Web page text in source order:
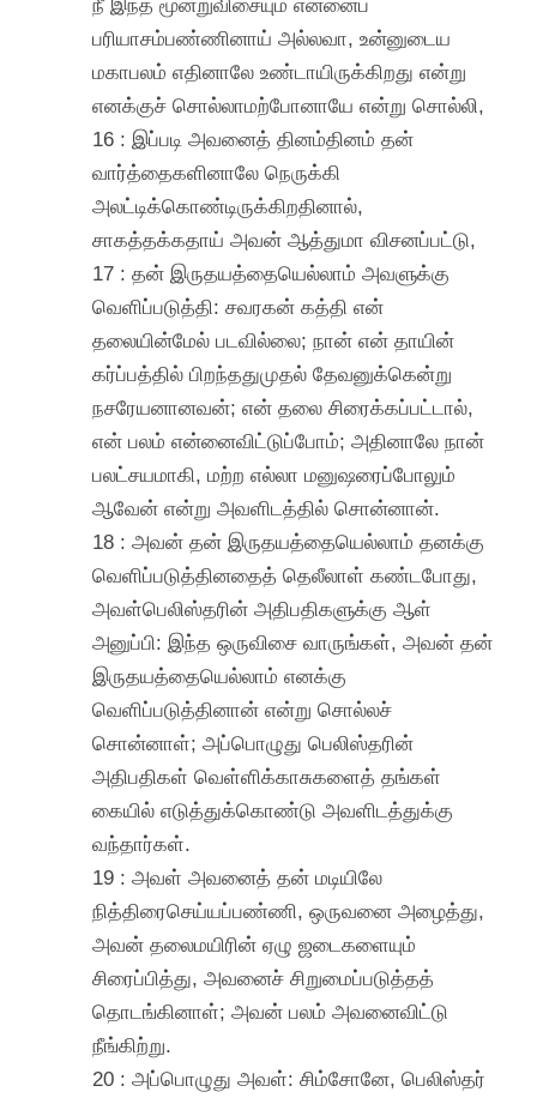
பரியாசம்பண்ணினாய் அல்லவா, உன்னுடைய
மகாபலம் எதினாலே உண்டாயிருக்கிறது என்று
எனக்குச் சொல்லாமற்போனாயே என்று சொல்லி,
16 : இப்படி அவனைத் தினம்தினம் தன்
வார்த்தைகளினாலே நெருக்கி
அலட்டிக்கொண்டிருக்கிறதினால்,
சாகத்தக்கதாய் அவன் ஆத்துமா விசனப்பட்டு,
17 : தன் இருதயத்தையெல்லாம் அவளுக்கு
வெளிப்படுத்தி: சவரகன் கத்தி என்
தலையின்மேல் படவில்லை; நான் என் தாயின்
கர்ப்பத்தில் பிறந்ததுமுதல் தேவனுக்கென்று
நசரேயனானவன்; என் தலை சிரைக்கப்பட்டால்,
என் பலம் என்னைவிட்டுப்போம்; அதினாலே நான்
பலட்சயமாகி, மற்ற எல்லா மனுஷரைப்போலும்
ஆவேன் என்று அவளிடத்தில் சொன்னான்.
18 : அவன் தன் இருதயத்தையெல்லாம் தனக்கு
வெளிப்படுத்தினதைத் தெலீலாள் கண்டபோது,
அவள்பெலிஸ்தரின் அதிபதிகளுக்கு ஆள்
அனுப்பி: இந்த ஒருவிசை வாருங்கள், அவன் தன்
இருதயத்தையெல்லாம் எனக்கு
வெளிப்படுத்தினான் என்று சொல்லச்
சொன்னாள்; அப்பொழுது பெலிஸ்தரின்
அதிபதிகள் வெள்ளிக்காசுகளைத் தங்கள்
கையில் எடுத்துக்கொண்டு அவளிடத்துக்கு
வந்தார்கள்.
19 : அவள் அவனைத் தன் மடியிலே
நித்திரைசெய்யப்பண்ணி, ஒருவனை அழைத்து,
அவன் தலைமயிரின் ஏழு ஜடைகளையும்
சிரைப்பித்து, அவனைச் சிறுமைப்படுத்தத்
தொடங்கினாள்; அவன் பலம் அவனைவிட்டு
நீங்கிற்று.
20 : அப்பொழுது அவள்: சிம்சோனே, பெலிஸ்தர்